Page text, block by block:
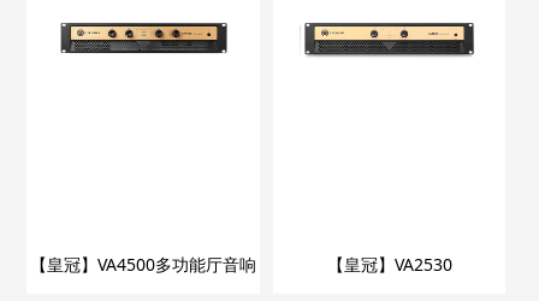
【皇冠】VA4500多功能厅音响 【皇冠】VA2530